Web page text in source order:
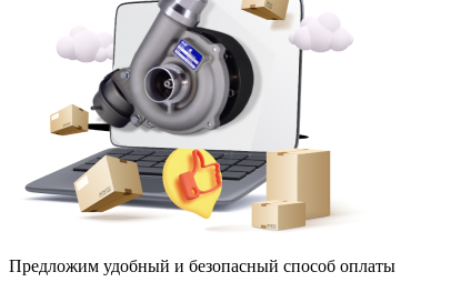
Предложим удобный и безопасный способ оплаты